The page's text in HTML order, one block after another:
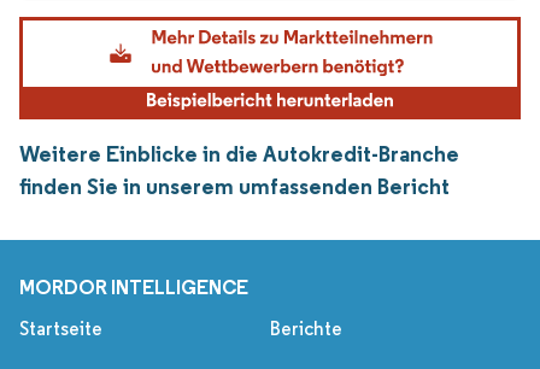
Weitere Einblicke in die Autokredit-Branche
finden Sie in unserem umfassenden Bericht
MORDOR INTELLIGENCE
Startseite Berichte